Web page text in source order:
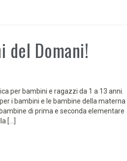
del Domani!
per bambini e ragazzi da 1 a 13 anni.
i bambini e le bambine della materna
di prima e seconda elementare
[…]